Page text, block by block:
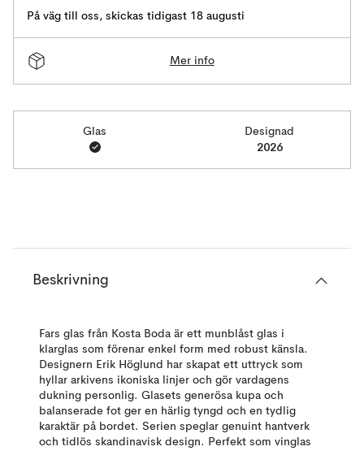
På väg till oss, skickas tidigast 18 augusti
Mer info
Glas Designad
2026
Beskrivning
Fars glas från Kosta Boda är ett munblåst glas i
klarglas som förenar enkel form med robust känsla.
Designern Erik Höglund har skapat ett uttryck som
hyllar arkivens ikoniska linjer och gör vardagens
dukning personlig. Glasets generösa kupa och
balanserade fot ger en härlig tyngd och en tydlig
karaktär på bordet. Serien speglar genuint hantverk
och tidlös skandinavisk design. Perfekt som vinglas